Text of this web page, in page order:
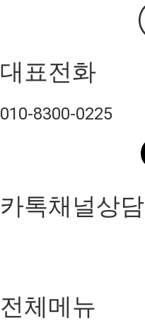
대표전화
010-8300-0225
카톡채널상담
전체메뉴